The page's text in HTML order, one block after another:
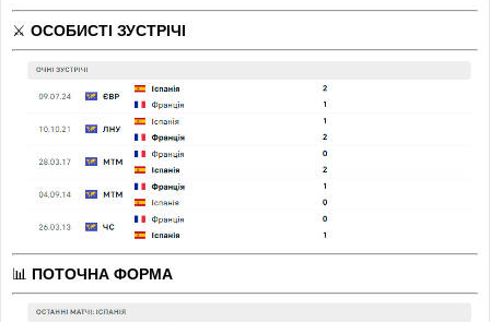
потягнув Мбаппе.
61’
Удар Ніко з лівого флангу штрафного блокували на
62’ ДУЕ!Закручений удар із лівого флангу штрафного
пролетів повз дальню стійку.
64’ РуїсзамінивПедрі.
64’ ОльмозамінивНіко.
⚔️ ОСОБИСТІ ЗУСТРІЧІ
📊 ПОТОЧНА ФОРМА